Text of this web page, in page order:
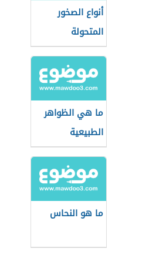
أنواع الصخور
المتحولة
ما هي الظواهر
الطبيعية
ما هو النحاس